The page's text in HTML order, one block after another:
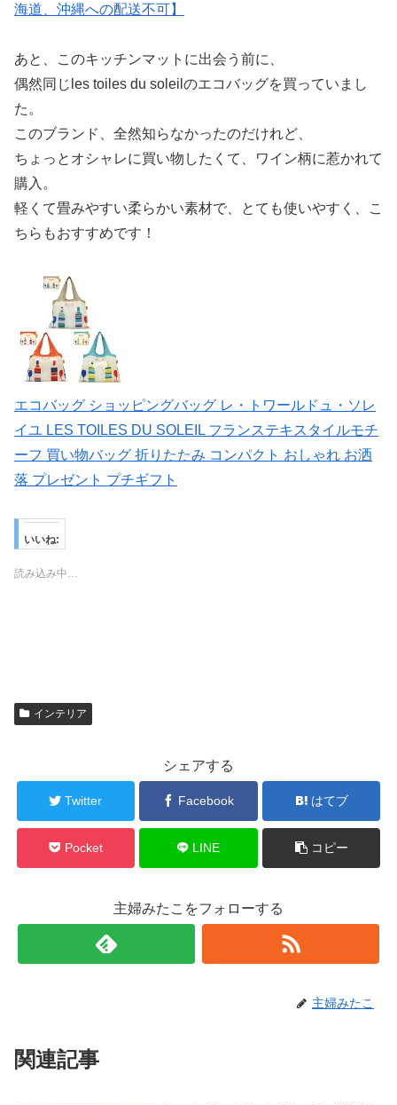
海道、沖縄への配送不可】
あと、このキッチンマットに出会う前に、
偶然同じles toiles du soleilのエコバッグを買っていまし
た。
このブランド、全然知らなかったのだけれど、
ちょっとオシャレに買い物したくて、ワイン柄に惹かれて
購入。
軽くて畳みやすい柔らかい素材で、とても使いやすく、こ
ちらもおすすめです！
エコバッグ ショッピングバッグ レ・トワールドュ・ソレ
イユ LES TOILES DU SOLEIL フランステキスタイルモチ
ーフ 買い物バッグ 折りたたみ コンパクト おしゃれ お洒
落 プレゼント プチギフト
いいね:
読み込み中…
インテリア
シェアする
Twitter Facebook はてブ
Pocket LINE コピー
主婦みたこをフォローする
主婦みたこ
関連記事